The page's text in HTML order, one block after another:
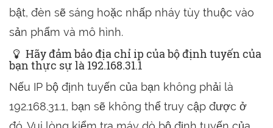
bật, đèn sẽ sáng hoặc nhấp nháy tùy thuộc vào
sản phẩm và mô hình.
Hãy đảm bảo địa chỉ ip của bộ định tuyến của
bạn thực sự là 192.168.31.1
Nếu IP bộ định tuyến của bạn không phải là
192.168.31.1, bạn sẽ không thể truy cập được ở